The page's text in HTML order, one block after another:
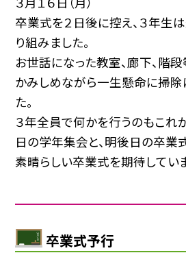
卒業式を２日後に控え、３年生
り組みました。
お世話になった教室、廊下、階
かみしめながら一生懸命に掃除
た。
３年全員で何かを行うのもこれ
日の学年集会と、明後日の卒業
素晴らしい卒業式を期待してい
卒業式予行